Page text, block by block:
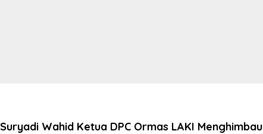
Suryadi Wahid Ketua DPC Ormas LAKI Menghimbau